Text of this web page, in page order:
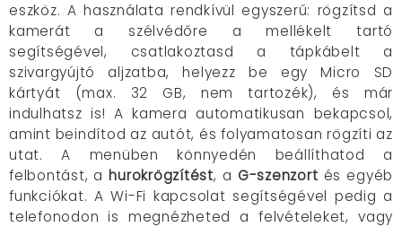
eszköz. A használata rendkívül egyszerű: rögzítsd a
kamerát a szélvédőre a mellékelt tartó
segítségével, csatlakoztasd a tápkábelt a
szivargyújtó aljzatba, helyezz be egy Micro SD
kártyát (max. 32 GB, nem tartozék), és már
indulhatsz is! A kamera automatikusan bekapcsol,
amint beindítod az autót, és folyamatosan rögzíti az
utat. A menüben könnyedén beállíthatod a
felbontást, a hurokrögzítést, a G-szenzort és egyéb
funkciókat. A Wi-Fi kapcsolat segítségével pedig a
telefonodon is megnézheted a felvételeket, vagy